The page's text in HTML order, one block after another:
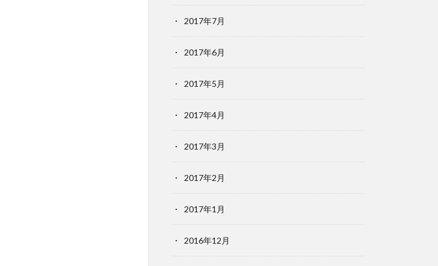
2017年7月
2017年6月
2017年5月
2017年4月
2017年3月
2017年2月
2017年1月
2016年12月